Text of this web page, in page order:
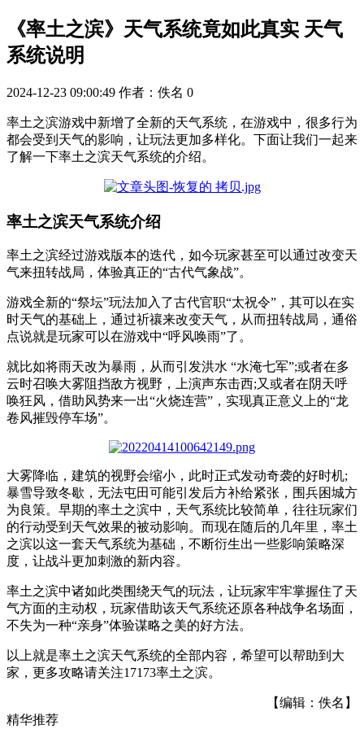
《率土之滨》天气系统竟如此真实 天气
系统说明
2024-12-23 09:00:49 作者：佚名 0
率土之滨游戏中新增了全新的天气系统，在游戏中，很多行为
都会受到天气的影响，让玩法更加多样化。下面让我们一起来
了解一下率土之滨天气系统的介绍。
率土之滨天气系统介绍
率土之滨经过游戏版本的迭代，如今玩家甚至可以通过改变天
气来扭转战局，体验真正的“古代气象战”。
游戏全新的“祭坛”玩法加入了古代官职“太祝令”，其可以在实
时天气的基础上，通过祈禳来改变天气，从而扭转战局，通俗
点说就是玩家可以在游戏中“呼风唤雨”了。
就比如将雨天改为暴雨，从而引发洪水 “水淹七军”;或者在多
云时召唤大雾阻挡敌方视野，上演声东击西;又或者在阴天呼
唤狂风，借助风势来一出“火烧连营”，实现真正意义上的“龙
卷风摧毁停车场”。
大雾降临，建筑的视野会缩小，此时正式发动奇袭的好时机;
暴雪导致冬歇，无法屯田可能引发后方补给紧张，围兵困城方
为良策。早期的率土之滨中，天气系统比较简单，往往玩家们
的行动受到天气效果的被动影响。而现在随后的几年里，率土
之滨以这一套天气系统为基础，不断衍生出一些影响策略深
度，让战斗更加刺激的新内容。
率土之滨中诸如此类围绕天气的玩法，让玩家牢牢掌握住了天
气方面的主动权，玩家借助该天气系统还原各种战争名场面，
不失为一种“亲身”体验谋略之美的好方法。
以上就是率土之滨天气系统的全部内容，希望可以帮助到大
家，更多攻略请关注17173率土之滨。
【编辑：佚名】
精华推荐